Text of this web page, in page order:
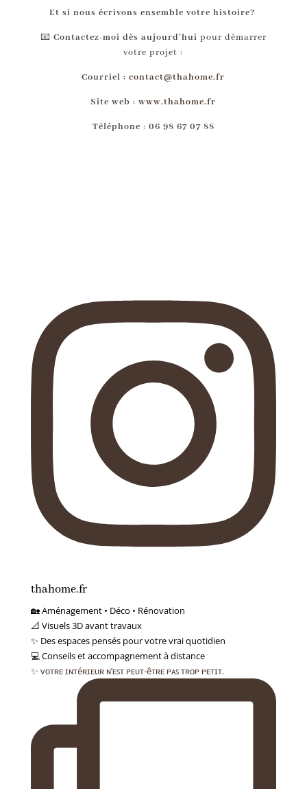
Et si nous écrivons ensemble votre histoire?
📧 Contactez-moi dès aujourd’hui pour démarrer
votre projet :
Courriel :contact@thahome.fr
Site web :www.thahome.fr
Téléphone : 06 98 67 07 88
thahome.fr
🏡 Aménagement • Déco • Rénovation
📐 Visuels 3D avant travaux
✨ Des espaces pensés pour votre vrai quotidien
💻 Conseils et accompagnement à distance
✨ ᴠᴏᴛʀᴇ ɪɴᴛéʀɪᴇᴜʀ ɴ’ᴇꜱᴛ ᴘᴇᴜᴛ-êᴛʀᴇ ᴘᴀꜱ ᴛʀᴏᴘ ᴘᴇᴛɪᴛ.